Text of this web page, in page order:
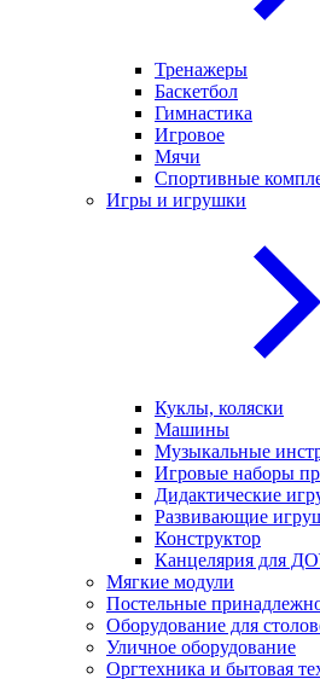
Тренажеры
Баскетбол
Гимнастика
Игровое
Мячи
Спортивные
Игры и игрушки
Куклы, коляски
Машины
Музыкальные
Игровые наборы
Дидактические
Развивающие
Конструктор
Канцелярия для
Мягкие модули
Постельные
Оборудование для
Уличное оборудование
Оргтехника и бытовая